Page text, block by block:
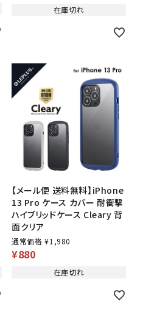
在庫切れ
【メール便 送料無料】iPhone
13 Pro ケース カバー 耐衝撃
ハイブリッドケース Cleary 背
面クリア
通常価格 ¥1,980
¥880
在庫切れ